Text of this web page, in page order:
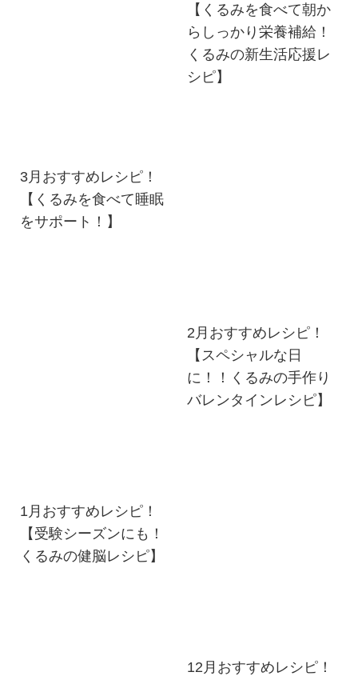
【くるみを食べて朝か
らしっかり栄養補給！
くるみの新生活応援レ
シピ】
3月おすすめレシピ！
【くるみを食べて睡眠
をサポート！】
2月おすすめレシピ！
【スペシャルな日
に！！くるみの手作り
バレンタインレシピ】
1月おすすめレシピ！
【受験シーズンにも！
くるみの健脳レシピ】
12月おすすめレシピ！